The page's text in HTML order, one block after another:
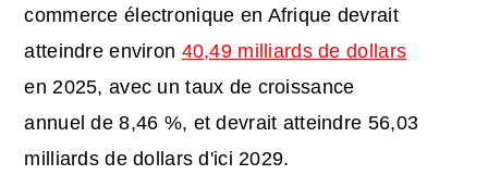
commerce électronique en Afrique devrait
atteindre environ 40,49 milliards de dollars
en 2025, avec un taux de croissance
annuel de 8,46 %, et devrait atteindre 56,03
milliards de dollars d'ici 2029.